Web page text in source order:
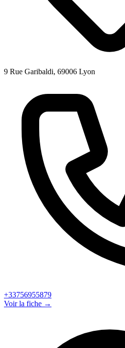
9 Rue Garibaldi, 69006 Lyon
+33756955879
Voir la fiche →